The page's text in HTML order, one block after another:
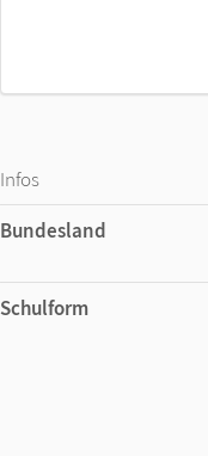
Infos
Bundesland
Schulform